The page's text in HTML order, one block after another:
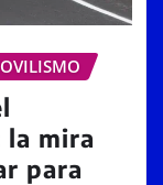
mira
para